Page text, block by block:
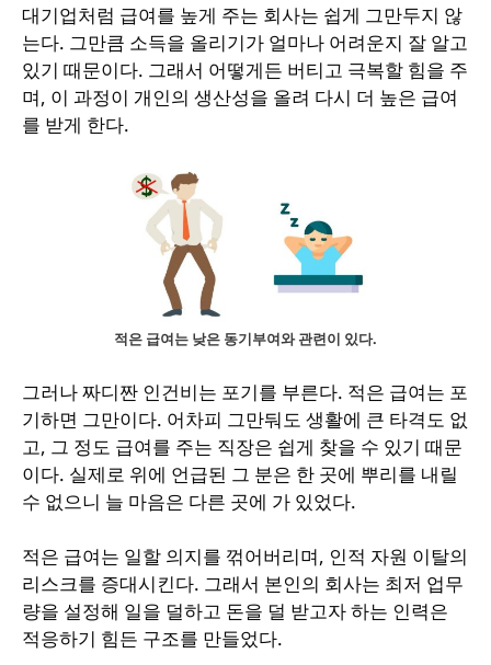
대기업처럼 급여를 높게 주는 회사는 쉽게 그만두지 않
는다. 그만큼 소득을 올리기가 얼마나 어려운지 잘 알고
있기 때문이다. 그래서 어떻게든 버티고 극복할 힘을 주
며, 이 과정이 개인의 생산성을 올려 다시 더 높은 급여
를 받게 한다.
적은 급여는 낮은 동기부여와 관련이 있다.
그러나 짜디짠 인건비는 포기를 부른다. 적은 급여는 포
기하면 그만이다. 어차피 그만둬도 생활에 큰 타격도 없
고, 그 정도 급여를 주는 직장은 쉽게 찾을 수 있기 때문
이다. 실제로 위에 언급된 그 분은 한 곳에 뿌리를 내릴
수 없으니 늘 마음은 다른 곳에 가 있었다.
적은 급여는 일할 의지를 꺾어버리며, 인적 자원 이탈의
리스크를 증대시킨다. 그래서 본인의 회사는 최저 업무
량을 설정해 일을 덜하고 돈을 덜 받고자 하는 인력은
적응하기 힘든 구조를 만들었다.